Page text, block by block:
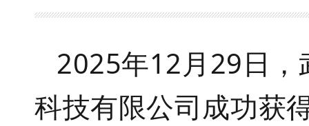
2025年12月 29日，
科技有限公司成功获